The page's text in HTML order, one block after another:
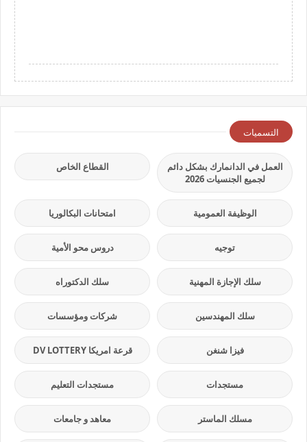
التسميات
العمل في الدانمارك بشكل دائم
لجميع الجنسيات 2026
القطاع الخاص
الوظيفة العمومية امتحانات البكالوريا
توجيه دروس محو الأمية
سلك الإجازة المهنية سلك الدكتوراه
سلك المهندسين شركات ومؤسسات
فيزا شنغن قرعة امريكا DV LOTTERY
مستجدات مستجدات التعليم
مسلك الماستر معاهد و جامعات